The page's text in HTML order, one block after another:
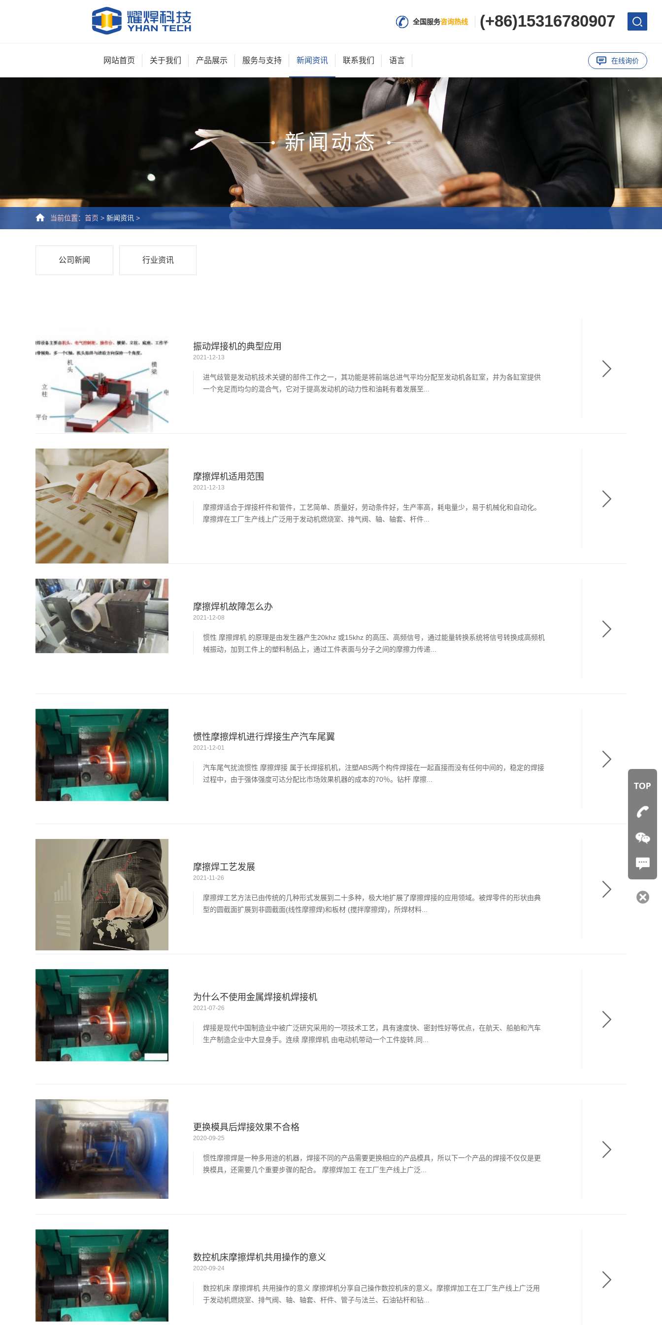
全国服务咨询热线 (+86)15316780907
在线询价
网站首页 关于我们 产品展示 服务与支持 新闻资讯 联系我们 语言
新闻动态
当前位置： 首页 > 新闻资讯 >
公司新闻 行业资讯
振动焊接机的典型应用
2021-12-13
进气歧管是发动机技术关键的部件工作之一，其功能是将前端总进气平均分配至发动机各缸室，并为各缸室提供
一个充足而均匀的混合气，它对于提高发动机的动力性和油耗有着发展至...
摩擦焊机适用范围
2021-12-13
摩擦焊适合于焊接杆件和管件，工艺简单、质量好，劳动条件好，生产率高，耗电量少，易于机械化和自动化。
摩擦焊在工厂生产线上广泛用于发动机燃烧室、排气阀、轴、轴套、杆件...
摩擦焊机故障怎么办
2021-12-08
惯性 摩擦焊机 的原理是由发生器产生20khz 或15khz 的高压、高频信号，通过能量转换系统将信号转换成高频机
械振动，加到工件上的塑料制品上，通过工件表面与分子之间的摩擦力传递...
惯性摩擦焊机进行焊接生产汽车尾翼
2021-12-01
汽车尾气扰流惯性 摩擦焊接 属于长焊接机机，注塑ABS两个构件焊接在一起直接而没有任何中间的，稳定的焊接
过程中，由于强体强度可达分配比市场效果机器的成本的70％。钻杆 摩擦...
摩擦焊工艺发展
2021-11-26
摩擦焊工艺方法已由传统的几种形式发展到二十多种，极大地扩展了摩擦焊接的应用领域。被焊零件的形状由典
型的圆截面扩展到非圆截面(线性摩擦焊)和板材 (搅拌摩擦焊)，所焊材料...
为什么不使用金属焊接机焊接机
2021-07-26
焊接是现代中国制造业中被广泛研究采用的一项技术工艺，具有速度快、密封性好等优点，在航天、船舶和汽车
生产制造企业中大显身手。连续 摩擦焊机 由电动机带动一个工件旋转,同...
更换模具后焊接效果不合格
2020-09-25
惯性摩擦焊是一种多用途的机器，焊接不同的产品需要更换相应的产品模具，所以下一个产品的焊接不仅仅是更
换模具，还需要几个重要步骤的配合。 摩擦焊加工 在工厂生产线上广泛...
数控机床摩擦焊机共用操作的意义
2020-09-24
数控机床 摩擦焊机 共用操作的意义 摩擦焊机分享自己操作数控机床的意义。摩擦焊加工在工厂生产线上广泛用
于发动机燃烧室、排气阀、轴、轴套、杆件、管子与法兰、石油钻杆和钻...